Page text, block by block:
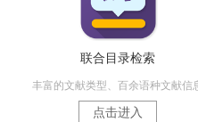
联合目录检索
丰富的文献类型、百余语种文献信
点击进入